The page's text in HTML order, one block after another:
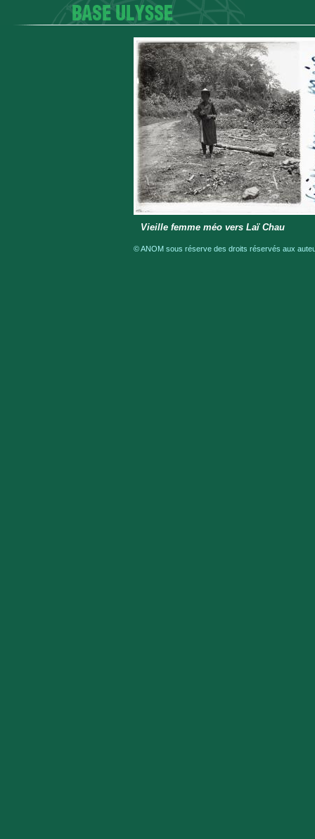
Vieille femme méo vers Laï Chau
© ANOM sous réserve des droits réservés aux